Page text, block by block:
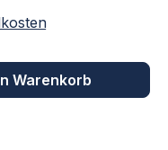
Warenkorb